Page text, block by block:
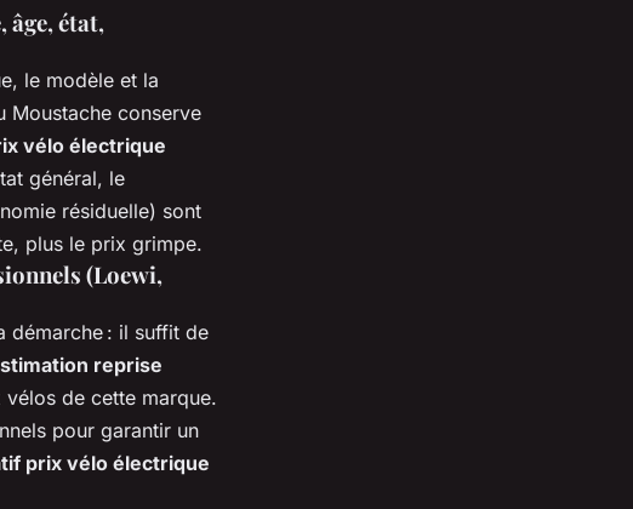
état,
le modèle et la
Moustache conserve
vélo électrique
général, le
résiduelle) sont
plus le prix grimpe.
(Loewi,
démarche : il suffit de
reprise
de cette marque.
pour garantir un
prix vélo électrique